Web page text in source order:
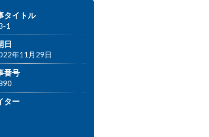
タイトル
1
日
年11月29日
番号
ター